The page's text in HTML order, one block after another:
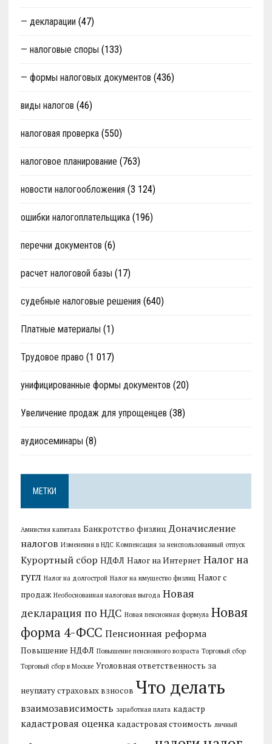
— декларации (47)
— налоговые споры (133)
— формы налоговых документов (436)
виды налогов (46)
налоговая проверка(550)
налоговое планирование (763)
новости налогообложения (3 124)
ошибки налогоплательщика(196)
перечни документов (6)
расчет налоговой базы (17)
судебные налоговые решения (640)
Платные материалы (1)
Трудовое право (1 017)
унифицированные формы документов (20)
Увеличение продаж для упрощенцев (38)
аудиосеминары (8)
МЕТКИ
Амнистия капитала Банкротство физлиц Доначисление
налогов Изменения в НДС Компенсация за неиспользованный отпуск
Курортный сбор НДФЛ Налог на Интернет Налог на
гугл Налог на долгострой Налог на имущество физлиц Налог с
продаж Необоснованная налоговая выгода Новая
декларация по НДС Новая пенсионная формула Новая
форма 4-ФСС Пенсионная реформа
Повышение НДФЛ Повышение пенсионного возраста Торговый сбор
Торговый сбор в Москве Уголовная ответственность за
неуплату страховых взносов Что делать
взаимозависимость заработная плата кадастр
кадастровая оценка кадастровая стоимость личный